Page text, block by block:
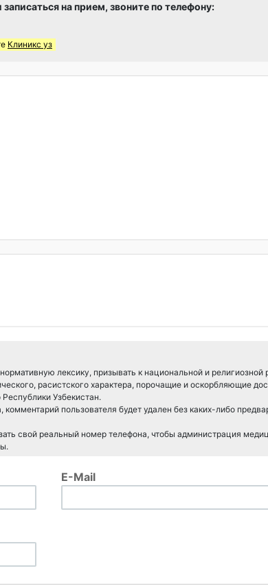
на прием, звоните по телефону:
Клиникс уз
лексику, призывать к национальной и религиозной
расистского характера, порочащие и оскорбляющие
Узбекистан.
пользователя будет удален без каких-либо
свой реальный номер телефона, чтобы администрация
E-Mail